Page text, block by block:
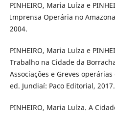
PINHEIRO, Maria Luíza e
Imprensa Operária no
2004.
PINHEIRO, Maria Luíza e
Trabalho na Cidade da
Associações e Greves
ed. Jundiaí: Paco Editorial, 2017.
PINHEIRO, Maria Luíza. A